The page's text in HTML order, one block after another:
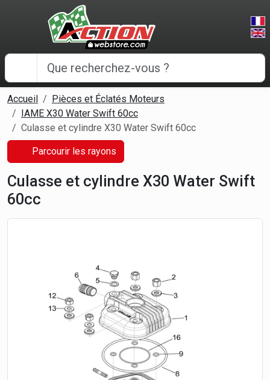
Panneau de gestion des cookies
Accueil
Pièces et Éclatés Moteurs
IAME X30 Water Swift 60cc
Culasse et cylindre X30 Water Swift 60cc
Parcourir les rayons
Culasse et cylindre X30 Water Swift
60cc